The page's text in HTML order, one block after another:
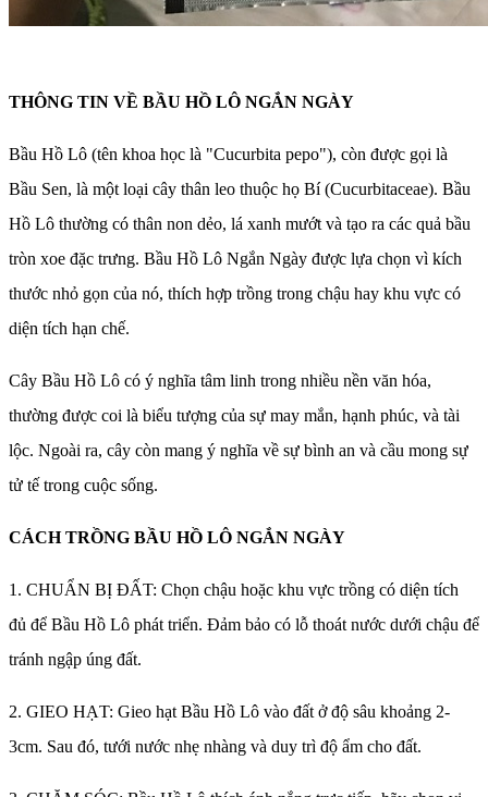
THÔNG TIN VỀ BẦU HỒ LÔ NGẮN NGÀY
Bầu Hồ Lô (tên khoa học là "Cucurbita pepo"), còn được gọi là
Bầu Sen, là một loại cây thân leo thuộc họ Bí (Cucurbitaceae). Bầu
Hồ Lô thường có thân non dẻo, lá xanh mướt và tạo ra các quả bầu
tròn xoe đặc trưng. Bầu Hồ Lô Ngắn Ngày được lựa chọn vì kích
thước nhỏ gọn của nó, thích hợp trồng trong chậu hay khu vực có
diện tích hạn chế.
Cây Bầu Hồ Lô có ý nghĩa tâm linh trong nhiều nền văn hóa,
thường được coi là biểu tượng của sự may mắn, hạnh phúc, và tài
lộc. Ngoài ra, cây còn mang ý nghĩa về sự bình an và cầu mong sự
tử tế trong cuộc sống.
CÁCH TRỒNG BẦU HỒ LÔ NGẮN NGÀY
1. CHUẨN BỊ ĐẤT: Chọn chậu hoặc khu vực trồng có diện tích
đủ để Bầu Hồ Lô phát triển. Đảm bảo có lỗ thoát nước dưới chậu để
tránh ngập úng đất.
2. GIEO HẠT: Gieo hạt Bầu Hồ Lô vào đất ở độ sâu khoảng 2-
3cm. Sau đó, tưới nước nhẹ nhàng và duy trì độ ẩm cho đất.